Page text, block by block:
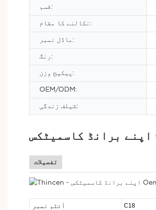
قسم:
نکالنے کا مقام:
ماڈل نمبر:
رنگ:
پیکیج وزن:
OEM/ODM:
شیلف زندگی:
تفصیلات
آئٹم نمبر C18